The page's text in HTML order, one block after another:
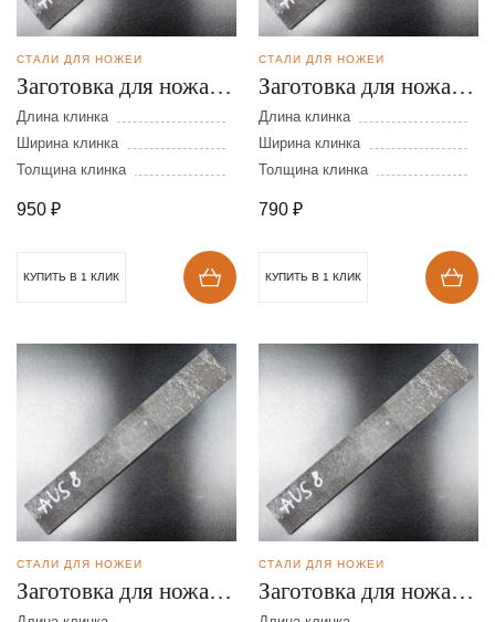
СТАЛИ ДЛЯ НОЖЕЙ
Заготовка для ножа из
стали AUS-8 размеры:
300х40х4 мм
Длина клинка
Ширина клинка
Толщина клинка
950 ₽
КУПИТЬ В 1 КЛИК
СТАЛИ ДЛЯ НОЖЕЙ
Заготовка для ножа из
стали AUS-8 размеры:
300х40х3 мм
Длина клинка
Ширина клинка
Толщина клинка
790 ₽
КУПИТЬ В 1 КЛИК
СТАЛИ ДЛЯ НОЖЕЙ
Заготовка для ножа из
СТАЛИ ДЛЯ НОЖЕЙ
Заготовка для ножа из